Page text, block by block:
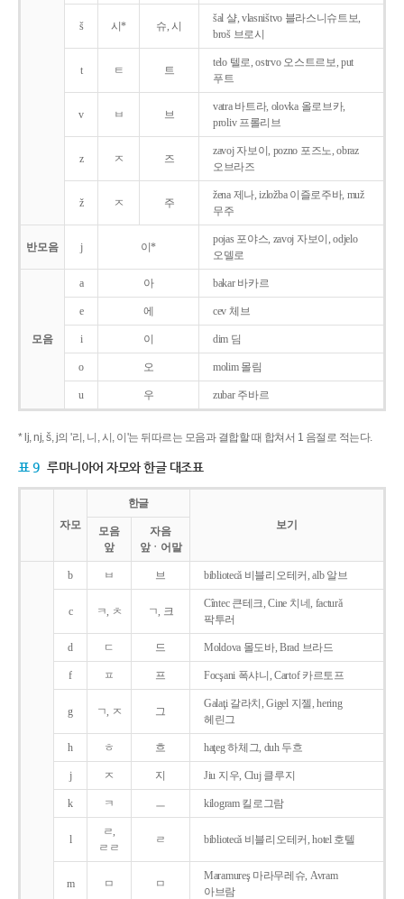
š 시* 슈, 시
šal 샬, vlasništvo 블라스니슈트보,
broš 브로시
t ㅌ 트
telo 텔로, ostrvo 오스트르보, put
푸트
v ㅂ 브
vatra 바트라, olovka 올로브카,
proliv 프롤리브
z ㅈ 즈
zavoj 자보이, pozno 포즈노, obraz
오브라즈
ž ㅈ 주
žena 제나, izložba 이즐로주바, muž
무주
반모음 j 이*
pojas 포야스, zavoj 자보이, odjelo
오델로
모음
a 아 bakar 바카르
e 에 cev 체브
i 이 dim 딤
o 오 molim 몰림
u 우 zubar 주바르
* lj, nj, š, j의 '리, 니, 시, 이'는 뒤따르는 모음과 결합할 때 합쳐서 1 음절로 적는다.
표 9 루마니아어 자모와 한글 대조표
자모
한글
보기
모음
앞
자음
앞ㆍ어말
b ㅂ 브 bibliotecǎ 비블리오테커, alb 알브
c ㅋ, ㅊ ㄱ, 크
Cîntec 큰테크, Cine 치네, facturǎ
팍투러
d ㄷ 드 Moldova 몰도바, Brad 브라드
f ㅍ 프 Focşani 폭샤니, Cartof 카르토프
g ㄱ, ㅈ 그
Galaţi 갈라치, Gigel 지젤, hering
헤린그
h ㅎ 흐 haţeg 하체그, duh 두흐
j ㅈ 지 Jiu 지우, Cluj 클루지
k ㅋ ㅡ kilogram 킬로그람
l
ㄹ,
ㄹㄹ
ㄹ bibliotecǎ 비블리오테커, hotel 호텔
m ㅁ ㅁ
Maramureş 마라무레슈, Avram
아브람